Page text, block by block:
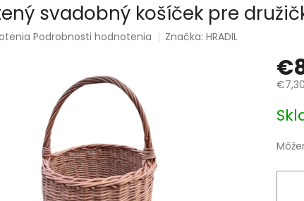
svadobný košíček pre
Podrobnosti hodnotenia Značka:HRADIL
cena: